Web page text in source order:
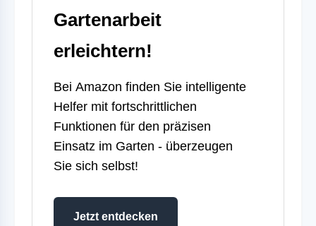
Gartenarbeit
erleichtern!
Bei Amazon finden Sie intelligente
Helfer mit fortschrittlichen
Funktionen für den präzisen
Einsatz im Garten - überzeugen
Sie sich selbst!
Jetzt entdecken